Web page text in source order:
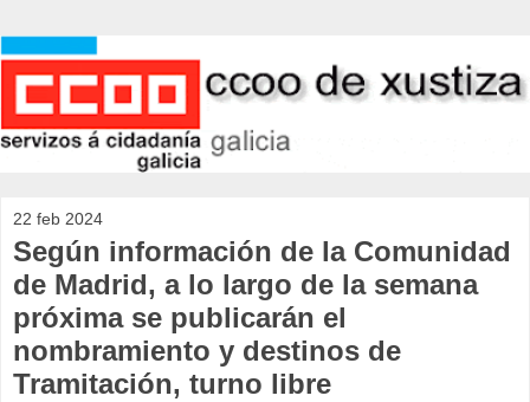
22 feb 2024
Según información de la Comunidad
de Madrid, a lo largo de la semana
próxima se publicarán el
nombramiento y destinos de
Tramitación, turno libre